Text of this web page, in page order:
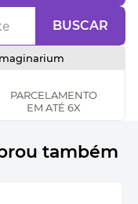
BUSCAR
PARCELAMENTO
EM ATÉ 6X
também